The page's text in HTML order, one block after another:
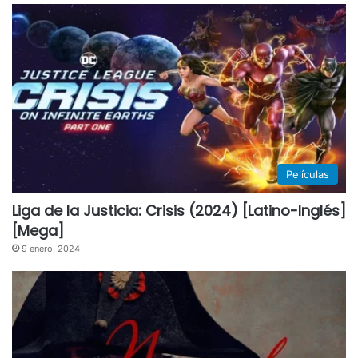
Películas
Liga de la Justicia: Crisis (2024) [Latino-Inglés]
[Mega]
9 enero, 2024